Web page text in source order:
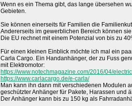
Wenn es ein Thema gibt, das lange übersehen
Gebieten.
Sie können einerseits für Familien die
Andererseits im gewerblichen Bereich können
Die EU rechnet mit einem Potenzial von bis zu
Für einen kleinen Einblick möchte ich mal ein
Carla Cargo. Ein Handanhänger, der zu Fuss
mit Elektromotor:
https://www.notechmagazine.com/2016/04/
https://www.carlacargo.de/e-carla/
Man kann ihn dann mit verschiedenen Modulen
geschützter Anhänger für Pakete, Harassen und
Der Anhänger kann bis zu 150 kg als